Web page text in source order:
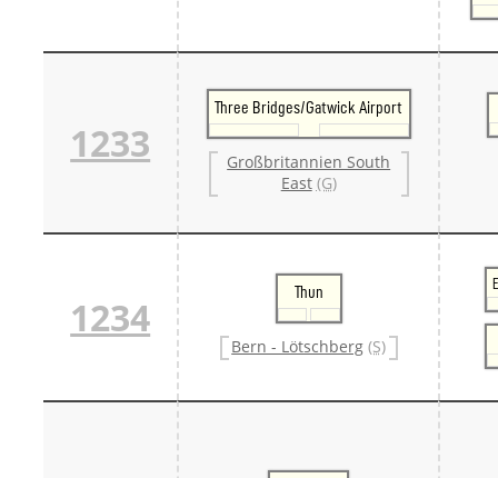
1233
Three Bridges/Gatwick Airport
Großbritannien South
East (G)
1234
Thun
Bern - Lötschberg (S)